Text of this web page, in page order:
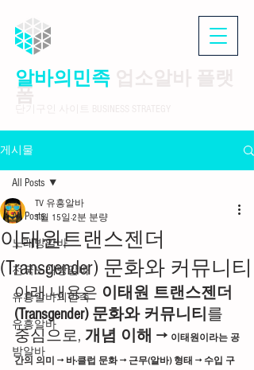
알바의민족
게시물
All Posts
노래방알바
전국노래방알바
유흥알바의민족
유흥알바
밤알바
All Posts
이태원트랜스젠더
(Transgender) 문화와 커뮤니티
TV 유흥알바
1월 15일 2분 분량
아래 내용은 이태원 트랜스젠더
(Transgender) 문화와 커뮤니티 를
중심으로, 개념 이해 → 이태원이라는 공
간의 의미 → 바·클럽 문화 → 근무(알바) 형태 → 수입 구